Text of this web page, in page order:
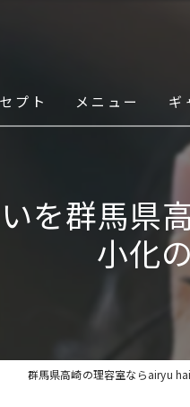
プト メニュー ギ
を群馬県
小化
群馬県高崎の理容室ならairyu